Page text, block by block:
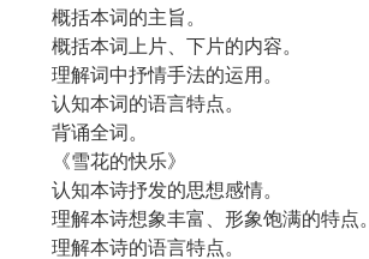
概括本词的主旨。
概括本词上片、下片的内容。
理解词中抒情手法的运用。
认知本词的语言特点。
背诵全词。
《雪花的快乐》
认知本诗抒发的思想感情。
理解本诗想象丰富、形象饱满的特点。
理解本诗的语言特点。